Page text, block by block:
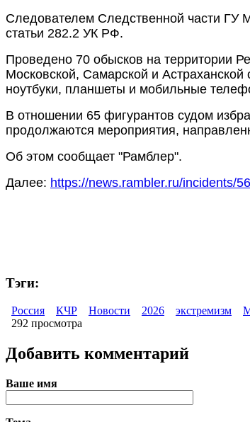
Следователем Следственной части ГУ
статьи 282.2 УК РФ.
Проведено 70 обысков на территории
Московской, Самарской и Астраханской
ноутбуки, планшеты и мобильные
В отношении 65 фигурантов судом
продолжаются мероприятия,
Об этом сообщает "Рамблер".
Далее: https://news.rambler.ru/incidents/
Тэги:
Россия КЧР Новости 2026 экстремизм
292 просмотра
Добавить комментарий
Ваше имя